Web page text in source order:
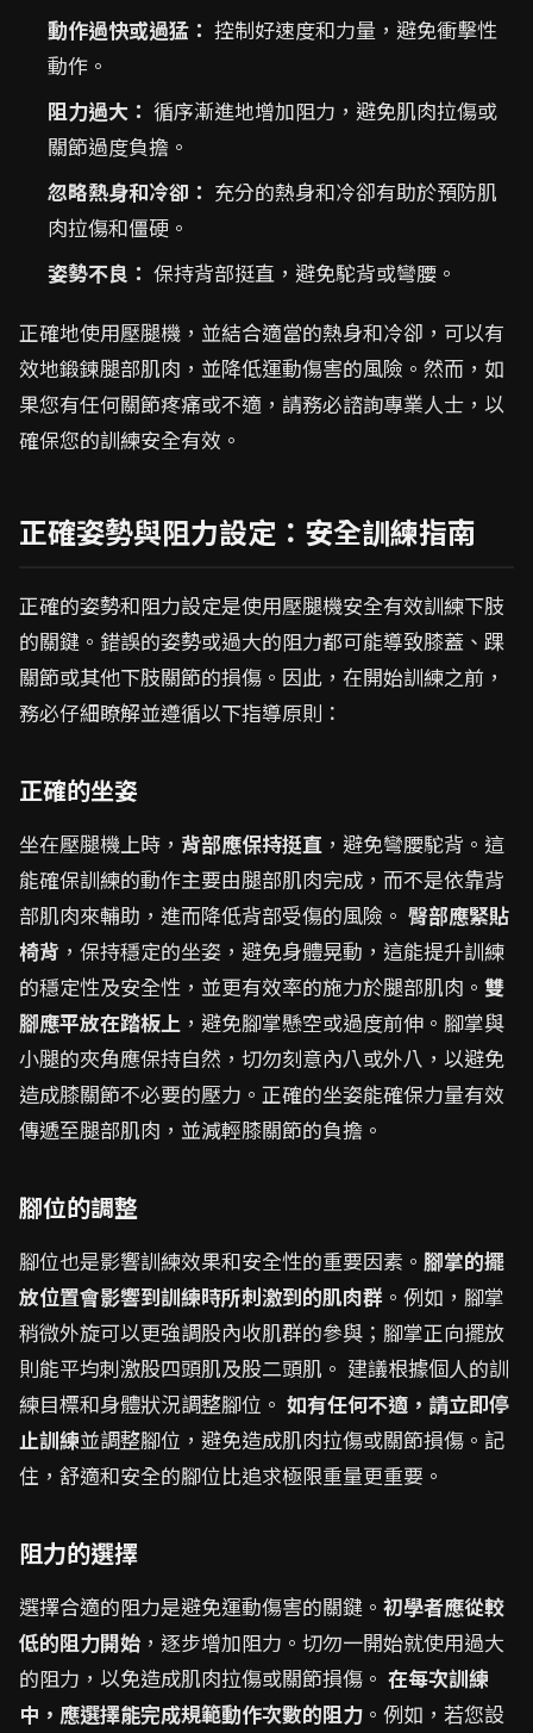
動作過快或過猛： 控制好速度和力量，避免衝擊性
動作。
阻力過大： 循序漸進地增加阻力，避免肌肉拉傷或
關節過度負擔。
忽略熱身和冷卻： 充分的熱身和冷卻有助於預防肌
肉拉傷和僵硬。
姿勢不良： 保持背部挺直，避免駝背或彎腰。
正確地使用壓腿機，並結合適當的熱身和冷卻，可以有
效地鍛鍊腿部肌肉，並降低運動傷害的風險。然而，如
果您有任何關節疼痛或不適，請務必諮詢專業人士，以
確保您的訓練安全有效。
正確姿勢與阻力設定：安全訓練指南
正確的姿勢和阻力設定是使用壓腿機安全有效訓練下肢
的關鍵。錯誤的姿勢或過大的阻力都可能導致膝蓋、踝
關節或其他下肢關節的損傷。因此，在開始訓練之前，
務必仔細瞭解並遵循以下指導原則：
正確的坐姿
坐在壓腿機上時， 背部應保持挺直 ，避免彎腰駝背。這
能確保訓練的動作主要由腿部肌肉完成，而不是依靠背
部肌肉來輔助，進而降低背部受傷的風險。 臀部應緊貼
椅背 ，保持穩定的坐姿，避免身體晃動，這能提升訓練
的穩定性及安全性，並更有效率的施力於腿部肌肉。 雙
腳應平放在踏板上 ，避免腳掌懸空或過度前伸。腳掌與
小腿的夾角應保持自然，切勿刻意內八或外八，以避免
造成膝關節不必要的壓力。正確的坐姿能確保力量有效
傳遞至腿部肌肉，並減輕膝關節的負擔。
腳位的調整
腳位也是影響訓練效果和安全性的重要因素。 腳掌的擺
放位置會影響到訓練時所刺激到的肌肉群 。例如，腳掌
稍微外旋可以更強調股內收肌群的參與；腳掌正向擺放
則能平均刺激股四頭肌及股二頭肌。 建議根據個人的訓
練目標和身體狀況調整腳位。 如有任何不適，請立即停
止訓練並調整腳位，避免造成肌肉拉傷或關節損傷。記
住，舒適和安全的腳位比追求極限重量更重要。
阻力的選擇
選擇合適的阻力是避免運動傷害的關鍵。 初學者應從較
低的阻力開始 ，逐步增加阻力。切勿一開始就使用過大
的阻力，以免造成肌肉拉傷或關節損傷。 在每次訓練
中，應選擇能完成規範動作次數的阻力 。例如，若您設